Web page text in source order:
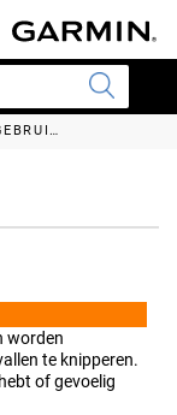
DE ZAKLAMP GEBRUIKEN
worden
te knipperen.
of gevoelig